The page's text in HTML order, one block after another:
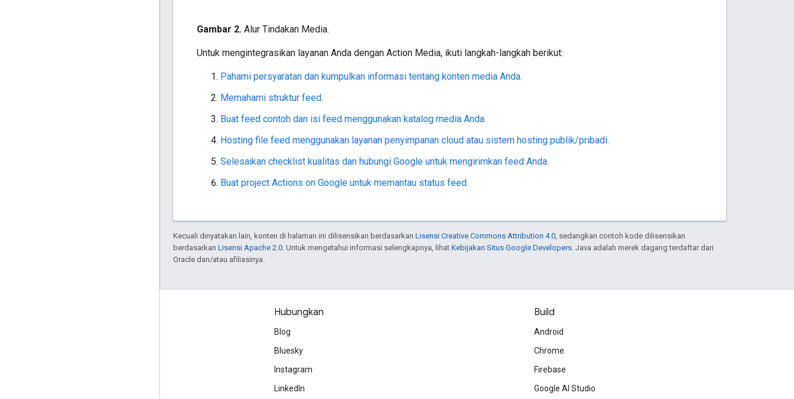
Gambar 2. Alur Tindakan Media.
Untuk mengintegrasikan layanan Anda dengan Action Media, ikuti langkah-langkah berikut:
Pahami persyaratan dan kumpulkan informasi tentang konten media Anda.
Memahami struktur feed.
Buat feed contoh dan isi feed menggunakan katalog media Anda.
Hosting file feed menggunakan layanan penyimpanan cloud atau sistem hosting publik/pribadi.
Selesaikan checklist kualitas dan hubungi Google untuk mengirimkan feed Anda.
Buat project Actions on Google untuk memantau status feed.
Kecuali dinyatakan lain, konten di halaman ini dilisensikan berdasarkan Lisensi Creative Commons Attribution 4.0, sedangkan contoh kode dilisensikan
berdasarkan Lisensi Apache 2.0. Untuk mengetahui informasi selengkapnya, lihat Kebijakan Situs Google Developers. Java adalah merek dagang terdaftar dari
Oracle dan/atau afiliasinya.
Hubungkan
Blog
Bluesky
Instagram
LinkedIn
Build
Android
Chrome
Firebase
Google AI Studio